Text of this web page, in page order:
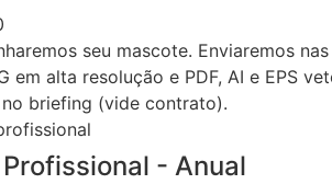
seu mascote. Enviaremos
em alta resolução e PDF, AI e EPS
no briefing (vide contrato).
- Anual